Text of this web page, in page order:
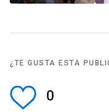
¿TE GUSTA ESTA
0